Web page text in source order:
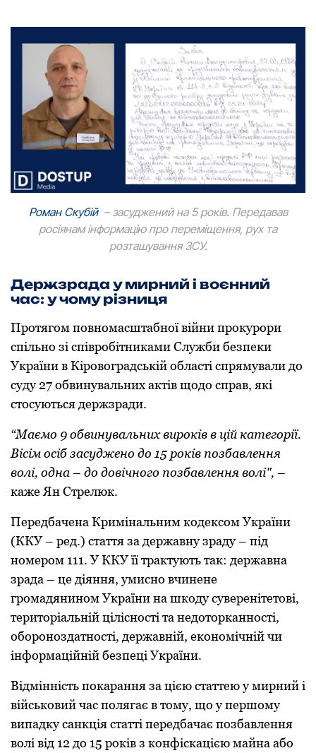
Роман Скубій – засуджений на 5 років. Передавав
росіянам інформацію про переміщення, рух та
розташування ЗСУ.
Держзрада у мирний і воєнний
час: у чому різниця
Протягом повномасштабної війни прокурори
спільно зі співробітниками Служби безпеки
України в Кіровоградській області спрямували до
суду 27 обвинувальних актів щодо справ, які
стосуються держзради.
“Маємо 9 обвинувальних вироків в цій категорії.
Вісім осіб засуджено до 15 років позбавлення
волі, одна – до довічного позбавлення волі", –
каже Ян Стрелюк.
Передбачена Кримінальним кодексом України
(ККУ – ред.) стаття за державну зраду – під
номером 111. У ККУ її трактують так: державна
зрада – це діяння, умисно вчинене
громадянином України на шкоду суверенітетові,
територіальній цілісності та недоторканності,
обороноздатності, державній, економічній чи
інформаційній безпеці України.
Відмінність покарання за цією статтею у мирний і
військовий час полягає в тому, що у першому
випадку санкція статті передбачає позбавлення
волі від 12 до 15 років з конфіскацією майна або